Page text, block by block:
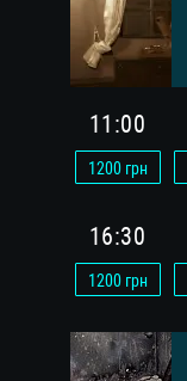
11:00
1200грн
16:30
1200грн